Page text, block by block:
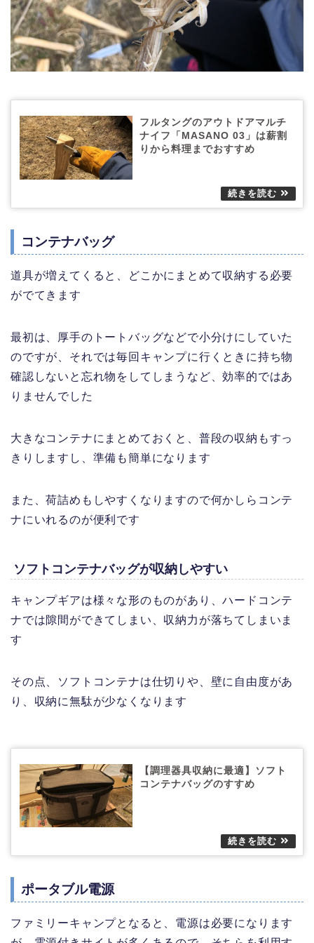
フルタングのアウトドアマルチ
ナイフ「MASANO 03」は薪割
りから料理までおすすめ
コンテナバッグ
道具が増えてくると、どこかにまとめて収納する必要
がでてきます
最初は、厚手のトートバッグなどで小分けにしていた
のですが、それでは毎回キャンプに行くときに持ち物
確認しないと忘れ物をしてしまうなど、効率的ではあ
りませんでした
大きなコンテナにまとめておくと、普段の収納もすっ
きりしますし、準備も簡単になります
また、荷詰めもしやすくなりますので何かしらコンテ
ナにいれるのが便利です
ソフトコンテナバッグが収納しやすい
キャンプギアは様々な形のものがあり、ハードコンテ
ナでは隙間ができてしまい、収納力が落ちてしまいま
す
その点、ソフトコンテナは仕切りや、壁に自由度があ
り、収納に無駄が少なくなります
【調理器具収納に最適】ソフト
コンテナバッグのすすめ
ポータブル電源
ファミリーキャンプとなると、電源は必要になります